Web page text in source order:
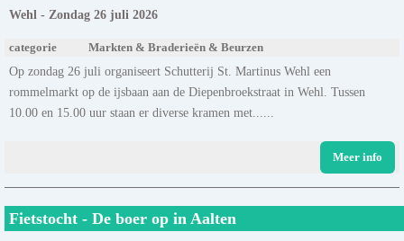
Wehl - Zondag 26 juli 2026
categorie Markten & Braderieën & Beurzen
Op zondag 26 juli organiseert Schutterij St. Martinus Wehl een
rommelmarkt op de ijsbaan aan de Diepenbroekstraat in Wehl. Tussen
10.00 en 15.00 uur staan er diverse kramen met......
Meer info
Fietstocht - De boer op in Aalten